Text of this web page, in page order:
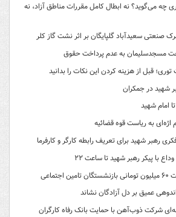
چه می‌گوید؟ نه ابطال کامل مقررات مناطق آزاد، نه
مسجدسلیمان به عدم پرداخت حقوق
قبل از هزینه کردن این نکات را بدانید
شهید در جمکران
امام شهید
به ریاست قوه‌ قضائیه
رهبر شهید برای تعریف رابطه کارگر و کارفرما
با پیکر رهبر شهید تا ساعت ۲۲
عمیق بر دل آزادگان نشاند
شرکت ذوب‌آهن با حمایت‌ بانک رفاه کارگران